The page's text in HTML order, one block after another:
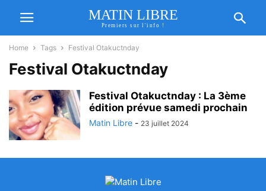
MATIN LIBRE
Premiers sur l'info !
Home Tags Festival Otakuctnday
Festival Otakuctnday
Festival Otakuctnday : La 3ème
édition prévue samedi prochain
Matin Libre - 23 juillet 2024